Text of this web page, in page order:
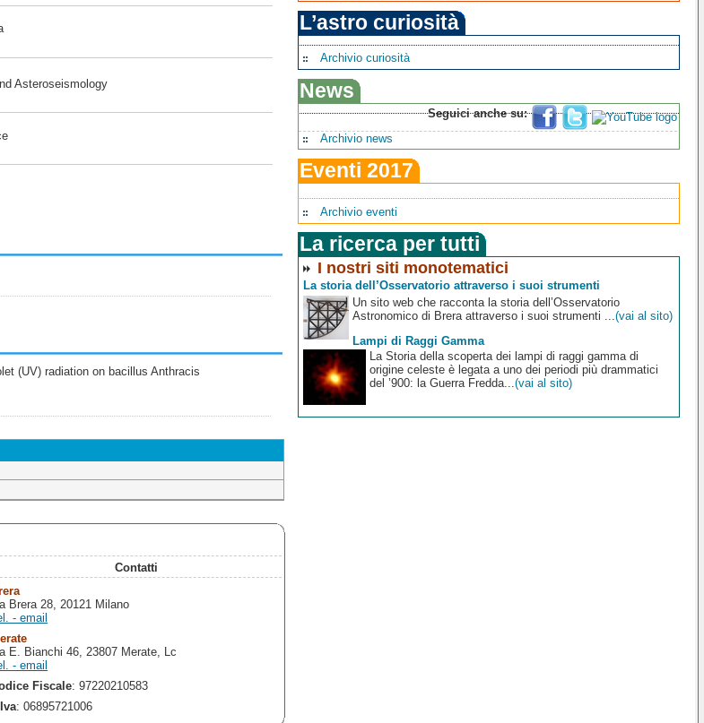
Asteroseismology
(UV) radiation on bacillus Anthracis
Contatti
Brera 28, 20121 Milano
- email
E. Bianchi 46, 23807 Merate, Lc
- email
Fiscale: 97220210583
: 06895721006
L’astro curiosità
Archivio curiosità
News
Seguici anche su:
Archivio news
Eventi 2017
Archivio eventi
La ricerca per tutti
I nostri siti monotematici
La storia dell’Osservatorio attraverso i suoi strumenti
Un sito web che racconta la storia dell’Osservatorio
Astronomico di Brera attraverso i suoi strumenti ...(vai al sito)
Lampi di Raggi Gamma
La Storia della scoperta dei lampi di raggi gamma di
origine celeste è legata a uno dei periodi più drammatici
del ’900: la Guerra Fredda...(vai al sito)